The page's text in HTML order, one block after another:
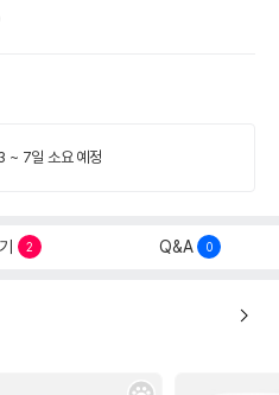
~ 7일 소요 예정
2 Q&A 0